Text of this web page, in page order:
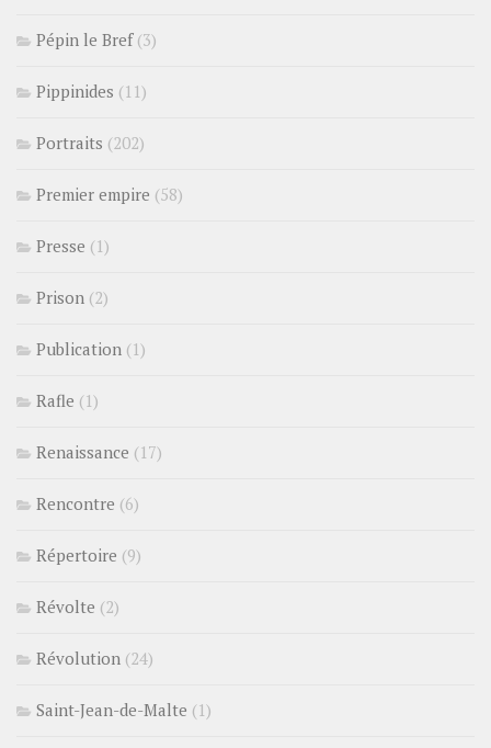
Pépin le Bref(3)
Pippinides (11)
Portraits (202)
Premier empire (58)
Presse (1)
Prison (2)
Publication (1)
Rafle (1)
Renaissance (17)
Rencontre (6)
Répertoire (9)
Révolte (2)
Révolution (24)
Saint-Jean-de-Malte (1)